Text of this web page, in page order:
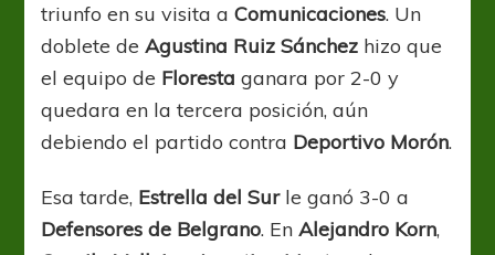
triunfo en su visita aComunicaciones. Un
doblete deAgustina Ruiz Sánchez hizo que
el equipo de Florestaganara por 2-0 y
quedara en la tercera posición, aún
debiendo el partido contra Deportivo Morón.
Esa tarde, Estrella del Surle ganó 3-0 a
Defensores de Belgrano. EnAlejandro Korn,